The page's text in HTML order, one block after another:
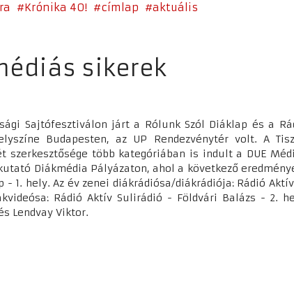
Krónika 40! címlap aktuális
sikerek
Sajtófesztiválon járt a Rólunk Szól Diáklap és a
Budapesten, az UP Rendezvénytér volt. A
szerkesztősége több kategóriában is indult a DUE
Diákmédia Pályázaton, ahol a következő
- 1. hely. Az év zenei diákrádiósa/diákrádiója: Rádió
Rádió Aktív Sulirádió - Földvári Balázs - 2.
Lendvay Viktor.